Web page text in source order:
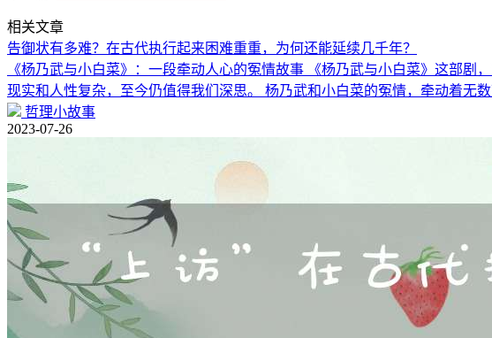
相关文章
告御状有多难？在古代执行起来困难重重，为何还能延续几千年？
《杨乃武与小白菜》：一段牵动人心的冤情故事 《杨乃武与小白菜》这部
现实和人性复杂，至今仍值得我们深思。 杨乃武和小白菜的冤情，牵动着无
哲理小故事
2023-07-26